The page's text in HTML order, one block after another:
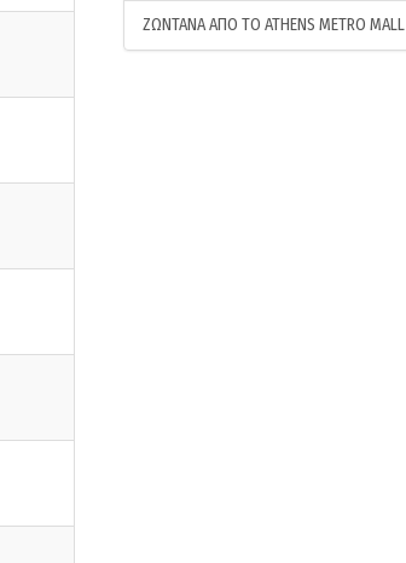
ΖΩΝΤΑΝΑ ΑΠΟ ΤΟ ATHENS METRO MALL